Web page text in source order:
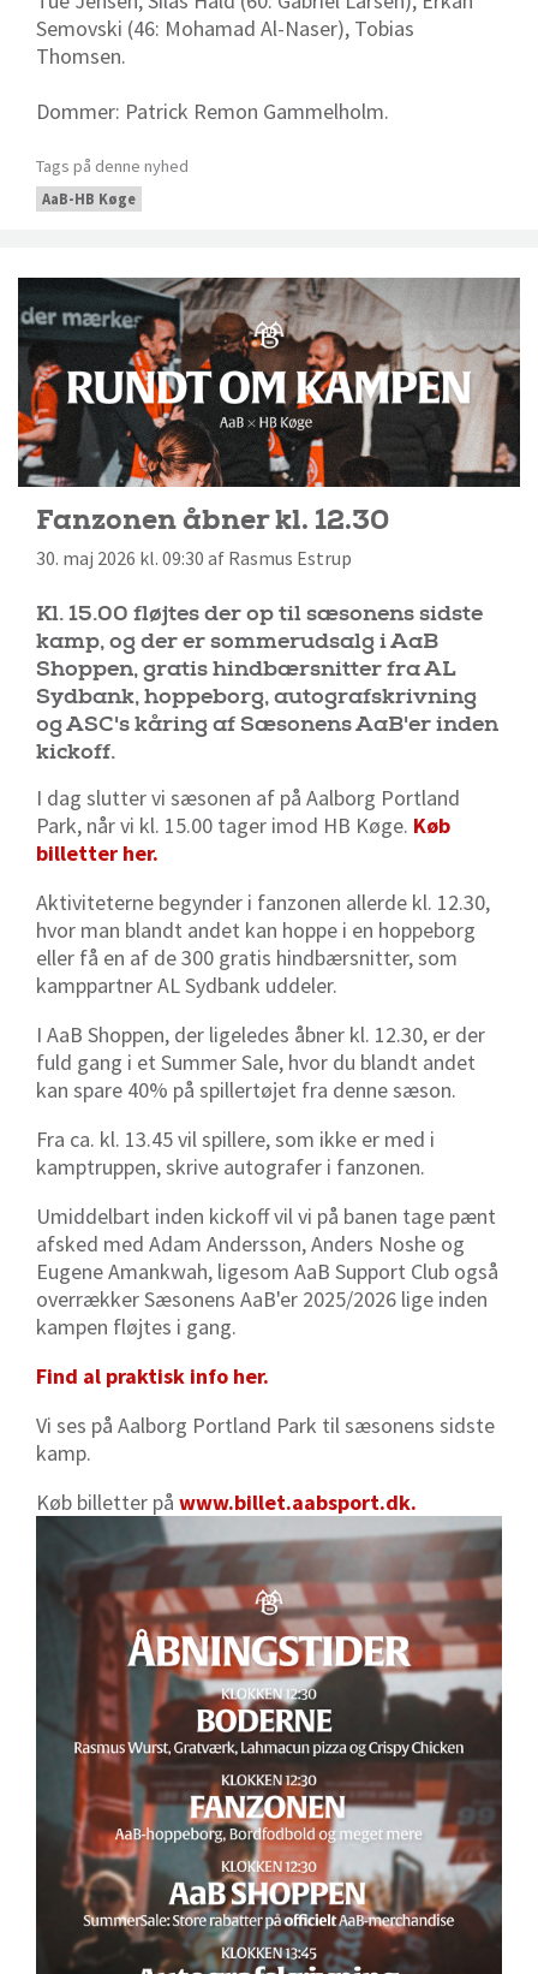
Semovski (46: Mohamad Al-Naser), Tobias
Thomsen.
Dommer: Patrick Remon Gammelholm.
Tags på denne nyhed
AaB-HB Køge
Fanzonen åbner kl. 12.30
30. maj 2026 kl. 09:30 af Rasmus Estrup
Kl. 15.00 fløjtes der op til sæsonens sidste
kamp, og der er sommerudsalg i AaB
Shoppen, gratis hindbærsnitter fra AL
Sydbank, hoppeborg, autografskrivning
og ASC's kåring af Sæsonens AaB'er inden
kickoff.
I dag slutter vi sæsonen af på Aalborg Portland
Park, når vi kl. 15.00 tager imod HB Køge. Køb
billetter her.
Aktiviteterne begynder i fanzonen allerde kl. 12.30,
hvor man blandt andet kan hoppe i en hoppeborg
eller få en af de 300 gratis hindbærsnitter, som
kamppartner AL Sydbank uddeler.
I AaB Shoppen, der ligeledes åbner kl. 12.30, er der
fuld gang i et Summer Sale, hvor du blandt andet
kan spare 40% på spillertøjet fra denne sæson.
Fra ca. kl. 13.45 vil spillere, som ikke er med i
kamptruppen, skrive autografer i fanzonen.
Umiddelbart inden kickoff vil vi på banen tage pænt
afsked med Adam Andersson, Anders Noshe og
Eugene Amankwah, ligesom AaB Support Club også
overrækker Sæsonens AaB'er 2025/2026 lige inden
kampen fløjtes i gang.
Find al praktisk info her.
Vi ses på Aalborg Portland Park til sæsonens sidste
kamp.
Køb billetter på www.billet.aabsport.dk.